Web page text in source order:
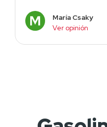
María Csaky
Ver opinión